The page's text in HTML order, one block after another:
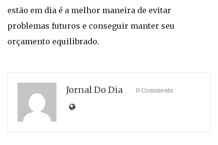
estão em dia é a melhor maneira de evitar
problemas futuros e conseguir manter seu
orçamento equilibrado.
Jornal Do Dia 0 Comments